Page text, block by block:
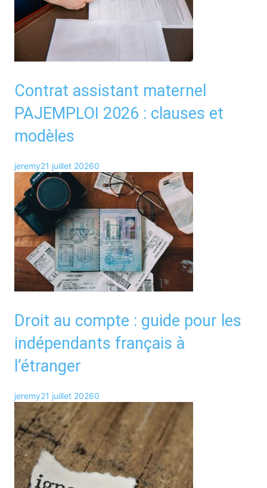
Contrat assistant maternel
PAJEMPLOI 2026 : clauses et
modèles
jeremy21 juillet 20260
Droit au compte : guide pour les
indépendants français à
l’étranger
jeremy21 juillet 20260